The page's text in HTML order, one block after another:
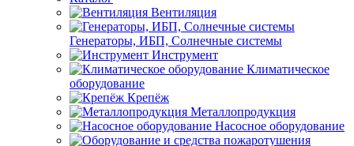
Вентиляция
Генераторы, ИБП, Солнечные системы
Инструмент
Климатическое
оборудование
Крепёж
Металлопродукция
Насосное оборудование